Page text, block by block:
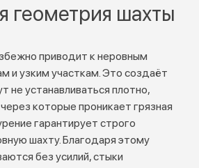
геометрия шахты
приводит к неровным
и узким участкам. Это создаёт
не устанавливаться плотно,
которые проникает грязная
гарантирует строго
шахту. Благодаря этому
без усилий, стыки